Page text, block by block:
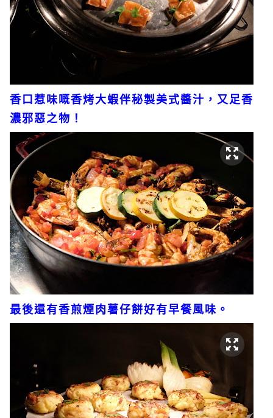
香口惹味嘅香烤大蝦伴秘製美式醬汁，又足香
濃邪惡之物！
最後還有香煎煙肉薯仔餅好有早餐風味。